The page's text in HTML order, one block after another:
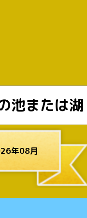
池または湖
年08月